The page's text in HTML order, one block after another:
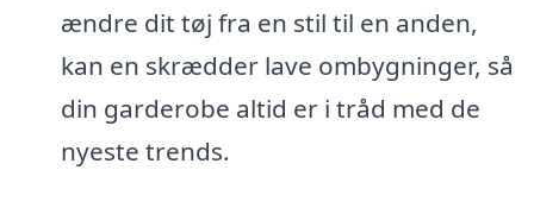
ændre dit tøj fra en stil til en anden,
kan en skrædder lave ombygninger, så
din garderobe altid er i tråd med de
nyeste trends.